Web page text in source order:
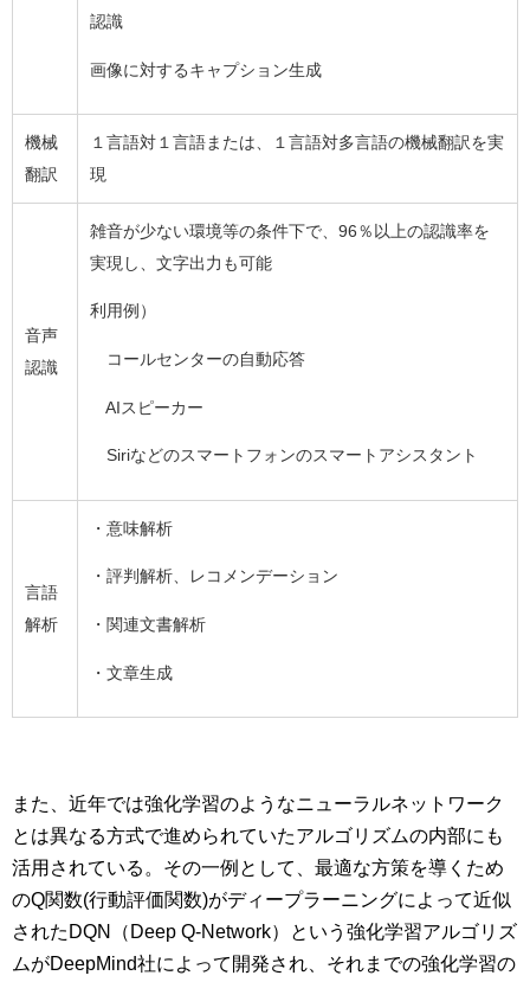
認識
画像に対するキャプション生成
機械
翻訳
１言語対１言語または、１言語対多言語の機械翻訳を実
現
音声
認識
雑音が少ない環境等の条件下で、96％以上の認識率を
実現し、文字出力も可能
利用例）
コールセンターの自動応答
AIスピーカー
Siriなどのスマートフォンのスマートアシスタント
言語
解析
・意味解析
・評判解析、レコメンデーション
・関連文書解析
・文章生成
また、近年では強化学習のようなニューラルネットワーク
とは異なる方式で進められていたアルゴリズムの内部にも
活用されている。その一例として、最適な方策を導くため
のQ関数(行動評価関数)がディープラーニングによって近似
されたDQN（Deep Q-Network）という強化学習アルゴリズ
ムがDeepMind社によって開発され、それまでの強化学習の